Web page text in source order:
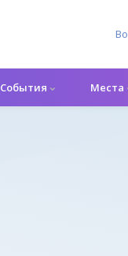
События Места